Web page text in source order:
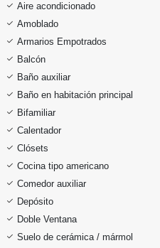
Aire acondicionado
Amoblado
Armarios Empotrados
Balcón
Baño auxiliar
Baño en habitación principal
Bifamiliar
Calentador
Clósets
Cocina tipo americano
Comedor auxiliar
Depósito
Doble Ventana
Suelo de cerámica / mármol